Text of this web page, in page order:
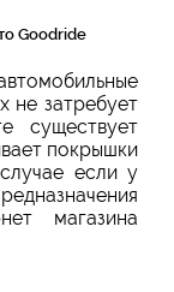
Goodride
не затребует
существует
покрышки
если у
магазина